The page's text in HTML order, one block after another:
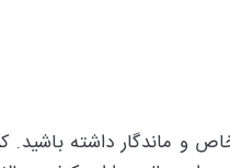
که آرایشی خاص و ماندگار داشته